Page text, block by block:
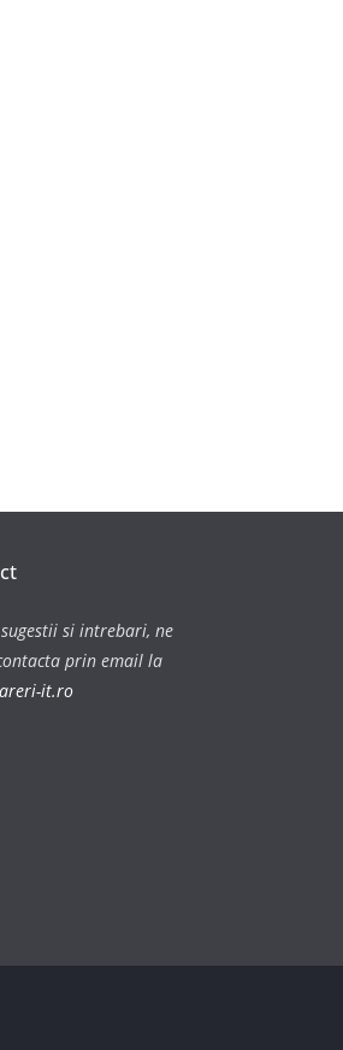
si intrebari, ne
prin email la
it.ro